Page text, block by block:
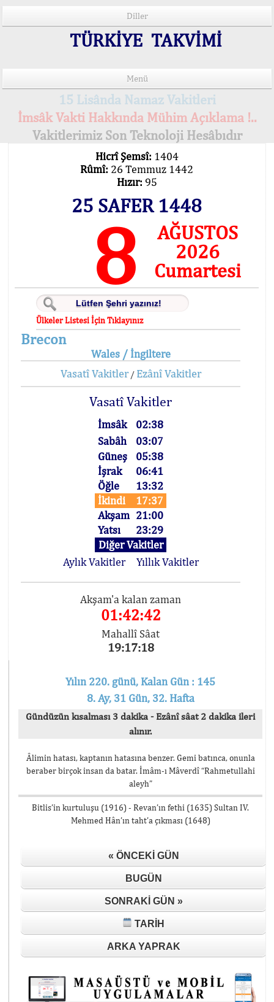
Diller
TÜRKİYE TAKVİMİ
Menü
15 Lisânda Namaz Vakitleri
İmsâk Vakti Hakkında Mühim Açıklama !..
Vakitlerimiz Son Teknoloji Hesâbıdır
Hicrî Şemsî: 1404
Rûmî: 26 Temmuz 1442
Hızır: 95
25 SAFER 1448
8
AĞUSTOS
2026
Cumartesi
Ülkeler Listesi İçin Tıklayınız
Brecon
Wales / İngiltere
Vasatî Vakitler/ Ezânî Vakitler
Vasatî Vakitler
İmsâk
02:38
Sabâh
03:07
Güneş
05:38
İşrak
06:41
Öğle
13:32
İkindi
17:37
Akşam 21:00
Yatsı
23:29
Diğer Vakitler
Aylık Vakitler
Yıllık Vakitler
Akşam'a kalan zaman
01:42:41
Mahallî Sâat
19:17:19
Yılın 220. günü, Kalan Gün : 145
8. Ay, 31 Gün, 32. Hafta
Gündüzün kısalması 3 dakika - Ezânî sâat 2 dakika ileri
alınır.
Âlimin hatası, kaptanın hatasına benzer. Gemi batınca, onunla
beraber birçok insan da batar. İmâm-ı Mâverdî “Rahmetullahi
aleyh”
Bitlis’in kurtuluşu (1916) - Revan’ın fethi (1635) Sultan IV.
Mehmed Hân’ın taht’a çıkması (1648)
« ÖNCEKI GÜN
BUGÜN
SONRAKI GÜN »
TARIH
ARKA YAPRAK